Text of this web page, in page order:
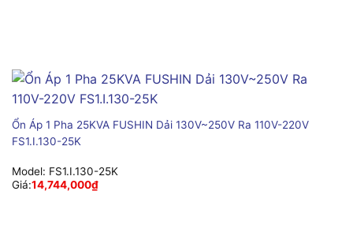
Ổn Áp 1 Pha 25KVA FUSHIN Dải 130V~250V Ra 110V-220V
FS1.I.130-25K
Model: FS1.I.130-25K
Giá:14,744,000₫